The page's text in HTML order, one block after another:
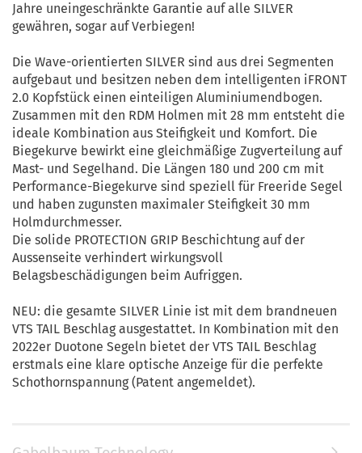
Jahre uneingeschränkte Garantie auf alle SILVER
gewähren, sogar auf Verbiegen!
Die Wave-orientierten SILVER sind aus drei Segmenten
aufgebaut und besitzen neben dem intelligenten iFRONT
2.0 Kopfstück einen einteiligen Aluminiumendbogen.
Zusammen mit den RDM Holmen mit 28 mm entsteht die
ideale Kombination aus Steifigkeit und Komfort. Die
Biegekurve bewirkt eine gleichmäßige Zugverteilung auf
Mast- und Segelhand. Die Längen 180 und 200 cm mit
Performance-Biegekurve sind speziell für Freeride Segel
und haben zugunsten maximaler Steifigkeit 30 mm
Holmdurchmesser.
Die solide PROTECTION GRIP Beschichtung auf der
Aussenseite verhindert wirkungsvoll
Belagsbeschädigungen beim Aufriggen.
NEU: die gesamte SILVER Linie ist mit dem brandneuen
VTS TAIL Beschlag ausgestattet. In Kombination mit den
2022er Duotone Segeln bietet der VTS TAIL Beschlag
erstmals eine klare optische Anzeige für die perfekte
Schothornspannung (Patent angemeldet).